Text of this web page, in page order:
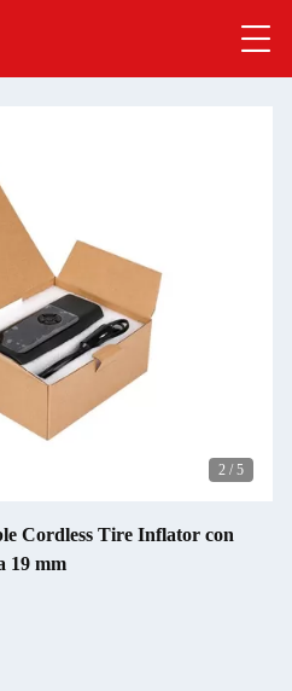
2 / 5
Cordless Tire Inflator con
19 mm